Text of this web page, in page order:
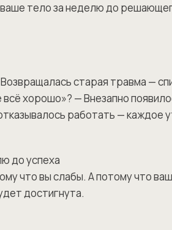
тело за неделю до
старая травма —
хорошо»? — Внезапно
работать — каждое
до успеха
что вы слабы. А потому что
достигнута.